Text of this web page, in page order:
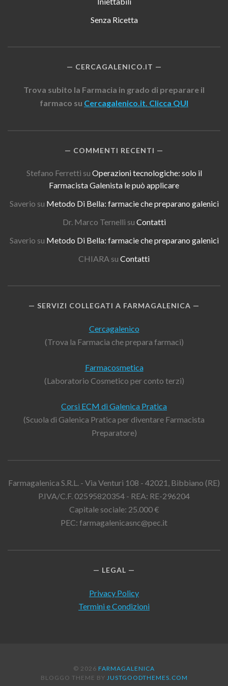
Senza Ricetta
CERCAGALENICO.IT
Trova subito la Farmacia in grado di preparare il
farmaco su Cercagalenico.it. Clicca QUI
COMMENTI RECENTI
Stefano Ferretti su Operazioni tecnologiche: solo il
Farmacista Galenista le può applicare
Saverio su Metodo Di Bella: farmacie che preparano galenici
Dr. Marco Ternelli su Contatti
Saverio su Metodo Di Bella: farmacie che preparano galenici
CHIARA su Contatti
SERVIZI COLLEGATI A FARMAGALENICA
Cercagalenico
(Trova la Farmacia che prepara farmaci)
Farmacosmetica
(Laboratorio Cosmetico per conto terzi)
Corsi ECM di Galenica Pratica
(Scuola di Galenica Pratica per diventare Farmacista
Preparatore)
Farmagalenica S.R.L. - Via Venturi 108 - 42021, Bibbiano (RE)
P.IVA/C.F. 02595820354 - REA: RE-296204
Capitale sociale: 25.000 €
PEC: farmagalenicasnc@pec.it
LEGAL
Privacy Policy
Termini e Condizioni
© 2026 FARMAGALENICA
BLOGGO THEME BY JUSTGOODTHEMES.COM